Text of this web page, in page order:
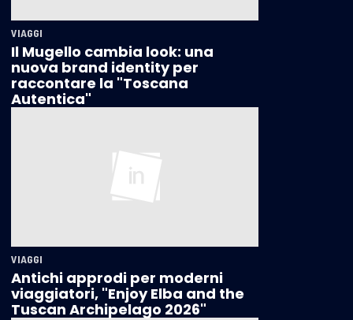
VIAGGI
Il Mugello cambia look: una
nuova brand identity per
raccontare la "Toscana
Autentica"
VIAGGI
Antichi approdi per moderni
viaggiatori, "Enjoy Elba and the
Tuscan Archipelago 2026"